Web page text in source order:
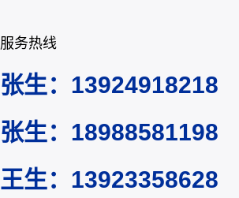
服务热线
张生：13924918218
张生：18988581198
王生：13923358628